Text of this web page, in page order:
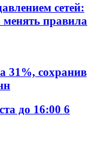
сетей:
правила
31%, сохранив
до 16:00 6